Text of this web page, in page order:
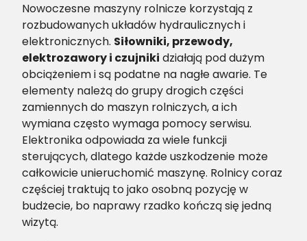
Nowoczesne maszyny rolnicze korzystają z
rozbudowanych układów hydraulicznych i
elektronicznych. Siłowniki, przewody,
elektrozawory i czujniki działają pod dużym
obciążeniem i są podatne na nagłe awarie. Te
elementy należą do grupy drogich części
zamiennych do maszyn rolniczych, a ich
wymiana często wymaga pomocy serwisu.
Elektronika odpowiada za wiele funkcji
sterujących, dlatego każde uszkodzenie może
całkowicie unieruchomić maszynę. Rolnicy coraz
częściej traktują to jako osobną pozycję w
budżecie, bo naprawy rzadko kończą się jedną
wizytą.